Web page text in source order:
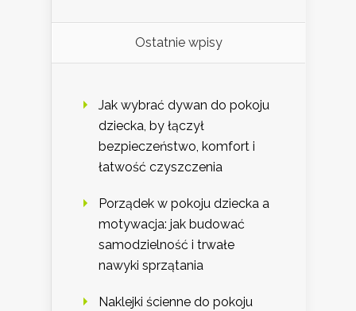
Ostatnie wpisy
Jak wybrać dywan do pokoju
dziecka, by łączył
bezpieczeństwo, komfort i
łatwość czyszczenia
Porządek w pokoju dziecka a
motywacja: jak budować
samodzielność i trwałe
nawyki sprzątania
Naklejki ścienne do pokoju